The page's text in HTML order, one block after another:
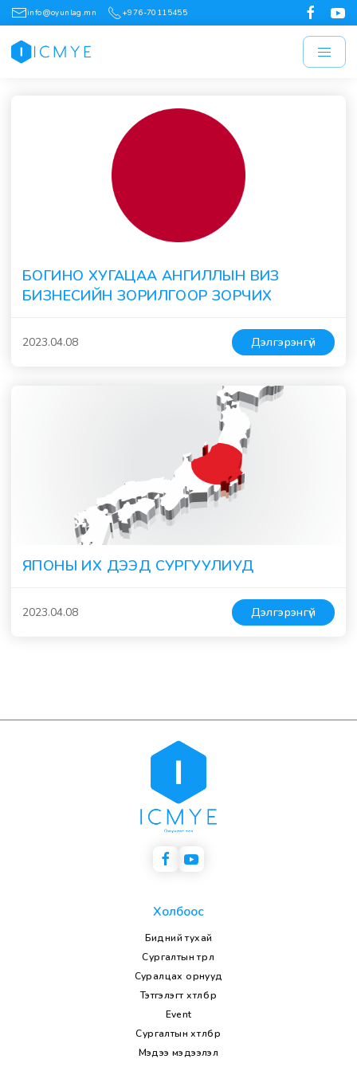
info@oyunlag.mn +976-70115455
БОГИНО ХУГАЦАА АНГИЛЛЫН ВИЗ
БИЗНЕСИЙН ЗОРИЛГООР ЗОРЧИХ
2023.04.08 Дэлгэрэнгүй
ЯПОНЫ ИХ ДЭЭД СУРГУУЛИУД
2023.04.08 Дэлгэрэнгүй
Холбоос
Бидний тухай
Сургалтын төрөл
Суралцах орнууд
Тэтгэлэгт хөтөлбөр
Event
Сургалтын хөтөлбөр
Мэдээ мэдээлэл